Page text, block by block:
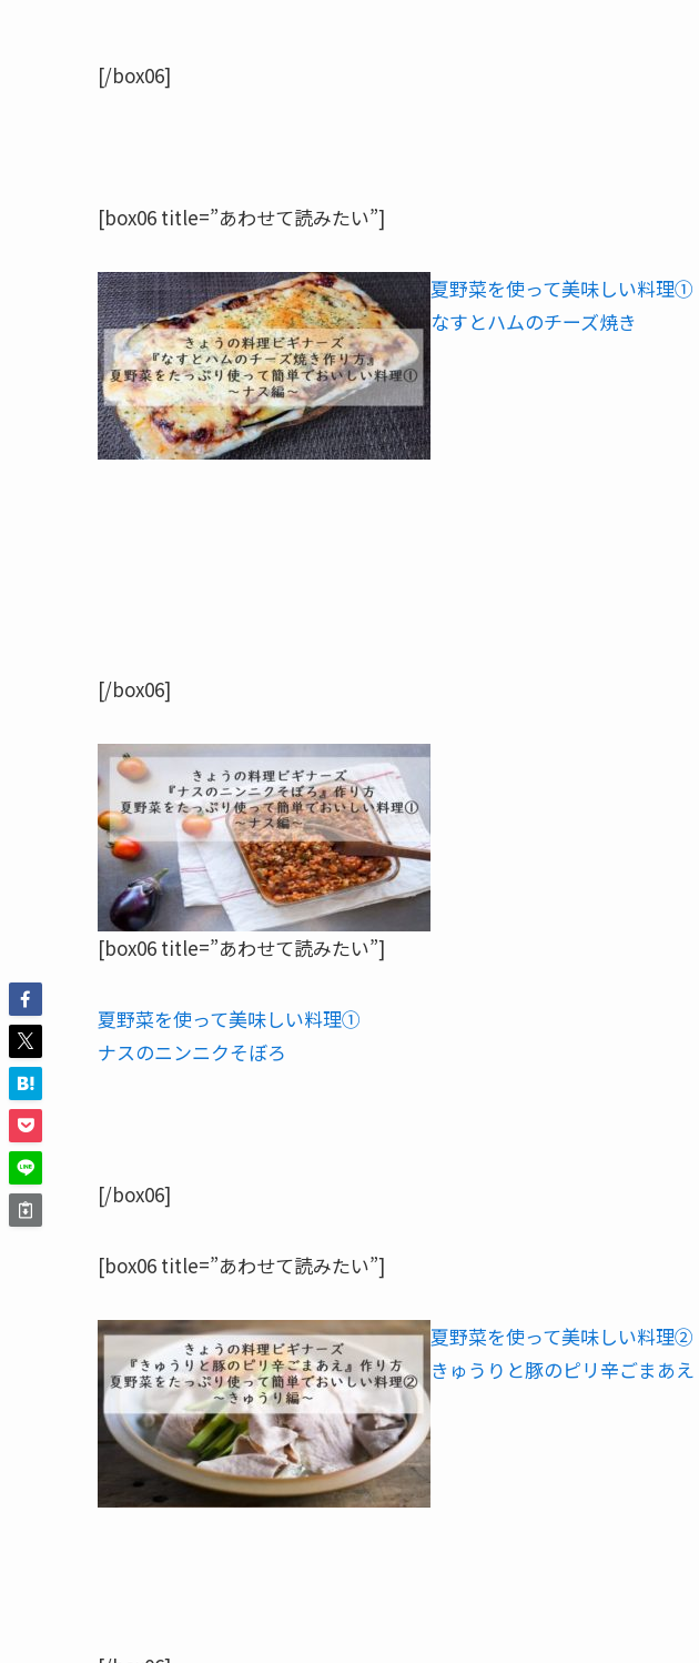
[/box06]
[box06 title=”あわせて読みたい”]
夏野菜を使って美味しい料理①
なすとハムのチーズ焼き
[/box06]
[box06 title=”あわせて読みたい”]
夏野菜を使って美味しい料理①
ナスのニンニクそぼろ
[/box06]
[box06 title=”あわせて読みたい”]
夏野菜を使って美味しい料理②
きゅうりと豚のピリ辛ごまあえ